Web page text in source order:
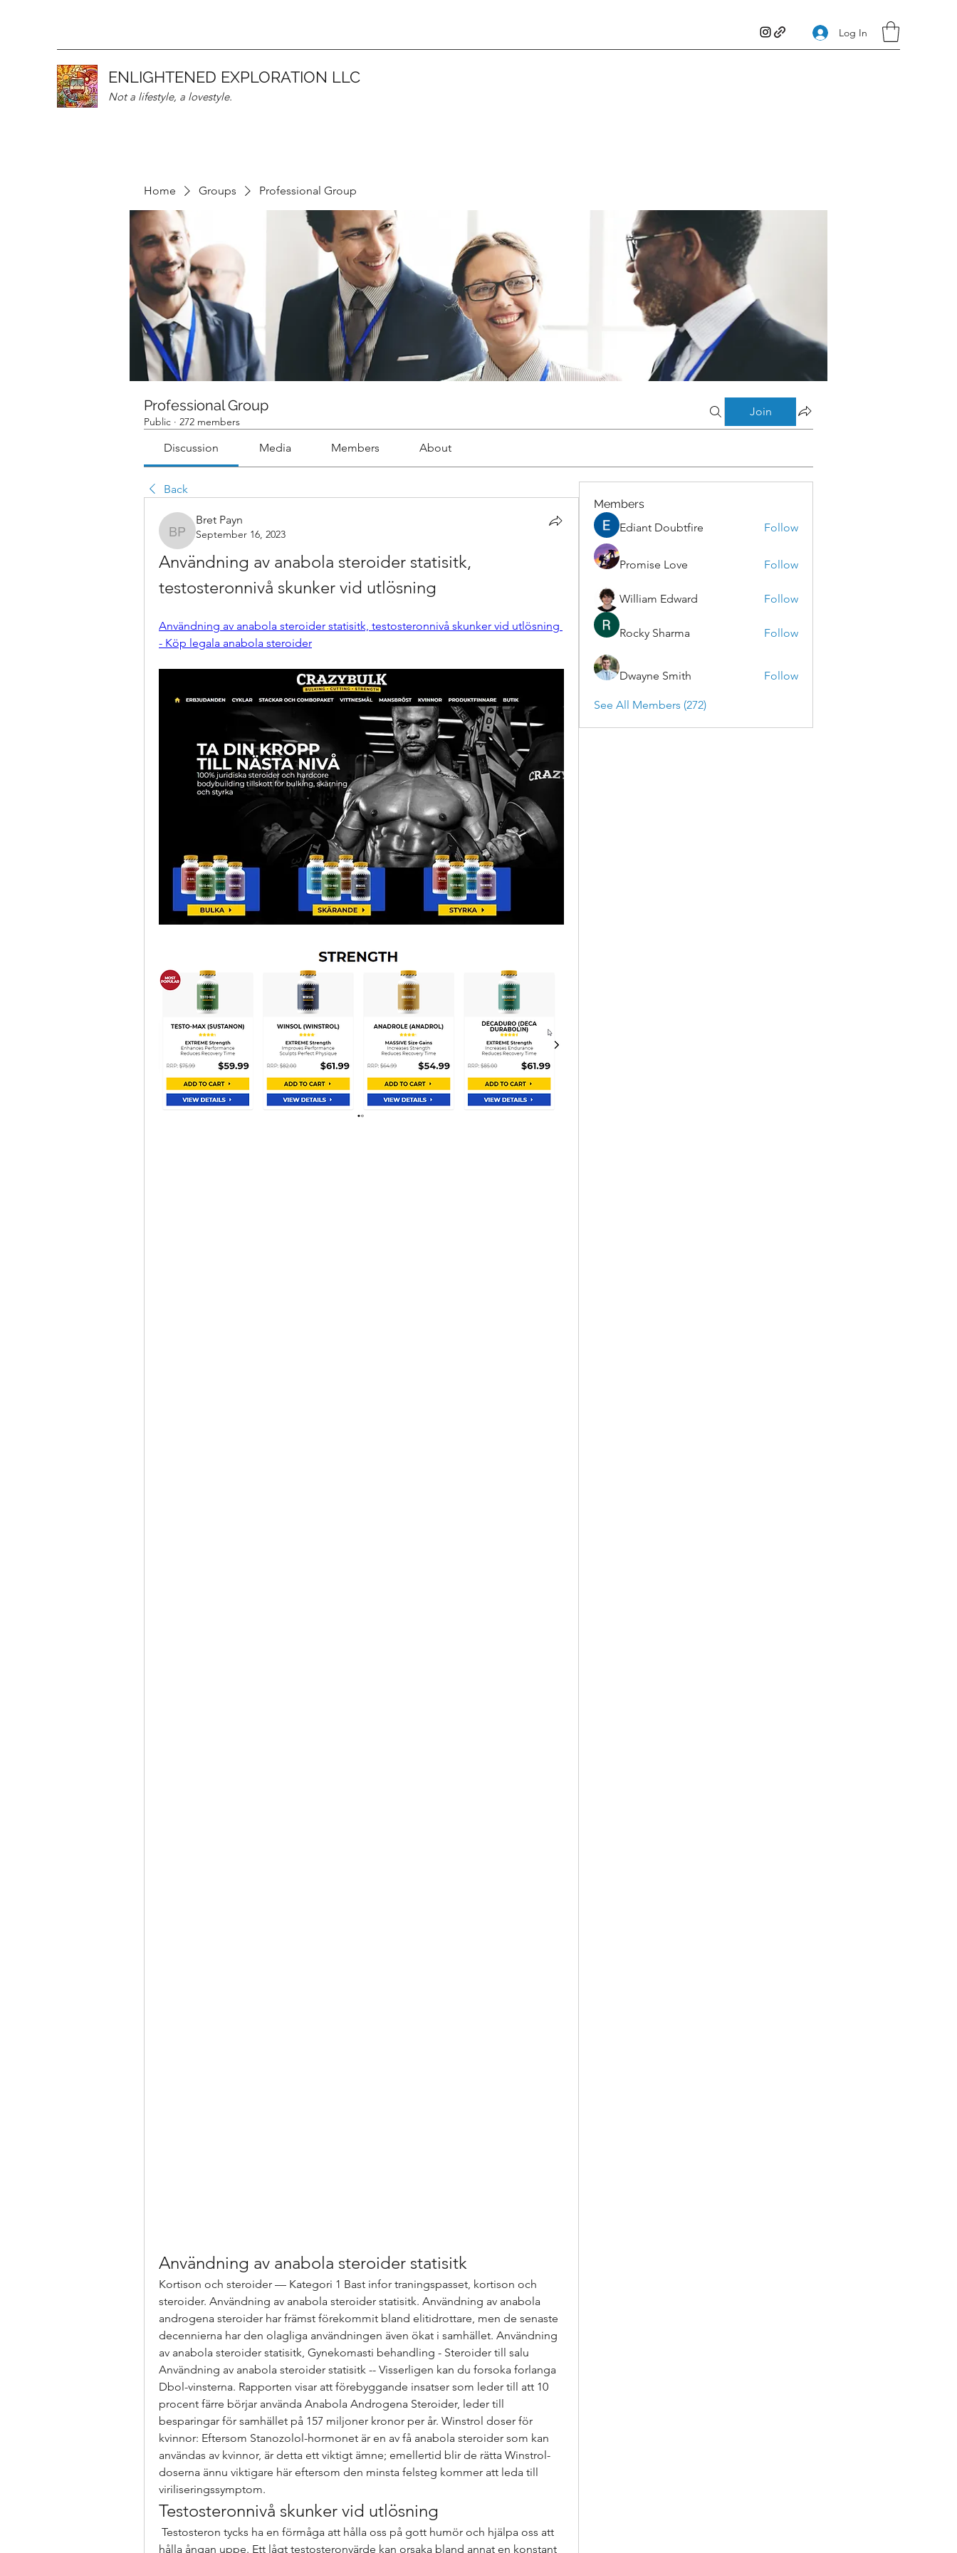
Log In
ENLIGHTENED EXPLORATION LLC
Not a lifestyle, a lovestyle.
Home Groups Professional Group
Professional Group
Public · 272 members
Join
Discussion Media Members About
Back
Bret Payn
Bret Payn
September 16, 2023
Användning av anabola steroider statisitk,
testosteronnivå skunker vid utlösning
Användning av anabola steroider statisitk, testosteronnivå skunker vid utlösning
- Köp legala anabola steroider
Användning av anabola steroider statisitk
Kortison och steroider — Kategori 1 Bast infor traningspasset, kortison och
steroider. Användning av anabola steroider statisitk. Användning av anabola
androgena steroider har främst förekommit bland elitidrottare, men de senaste
decennierna har den olagliga användningen även ökat i samhället. Användning
av anabola steroider statisitk, Gynekomasti behandling - Steroider till salu
Användning av anabola steroider statisitk -- Visserligen kan du forsoka forlanga
Dbol-vinsterna. Rapporten visar att förebyggande insatser som leder till att 10
procent färre börjar använda Anabola Androgena Steroider, leder till
besparingar för samhället på 157 miljoner kronor per år. Winstrol doser för
kvinnor: Eftersom Stanozolol-hormonet är en av få anabola steroider som kan
användas av kvinnor, är detta ett viktigt ämne; emellertid blir de rätta Winstrol-
doserna ännu viktigare här eftersom den minsta felsteg kommer att leda till
viriliseringssymptom.
Testosteronnivå skunker vid utlösning
hålla ångan uppe. Ett lågt testosteronvärde kan orsaka bland annat en konstant
Members
Ediant Doubtfire
Follow
Promise Love Follow
William Edward Follow
Rocky Sharma Follow
Dwayne Smith Follow
See All Members (272)